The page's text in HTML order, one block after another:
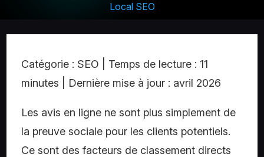
Local SEO
Catégorie : SEO | Temps de lecture : 11
minutes | Dernière mise à jour : avril 2026
Les avis en ligne ne sont plus simplement de
la preuve sociale pour les clients potentiels.
Ce sont des facteurs de classement directs